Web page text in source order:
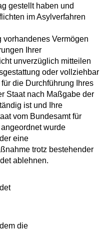
gestellt haben und
im Asylverfahren
Vermögen
Ihrer
unverzüglich mitteilen
oder vollziehbar
die Durchführung Ihres
Staat nach Maßgabe der
ist und Ihre
vom Bundesamt für
wurde
eine
trotz bestehender
ablehnen.
die